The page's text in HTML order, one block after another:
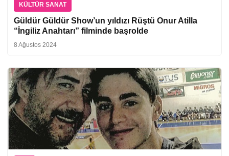
KÜLTÜR SANAT
Güldür Güldür Show’un yıldızı Rüştü Onur Atilla
“İngiliz Anahtarı” filminde başrolde
8 Ağustos 2024